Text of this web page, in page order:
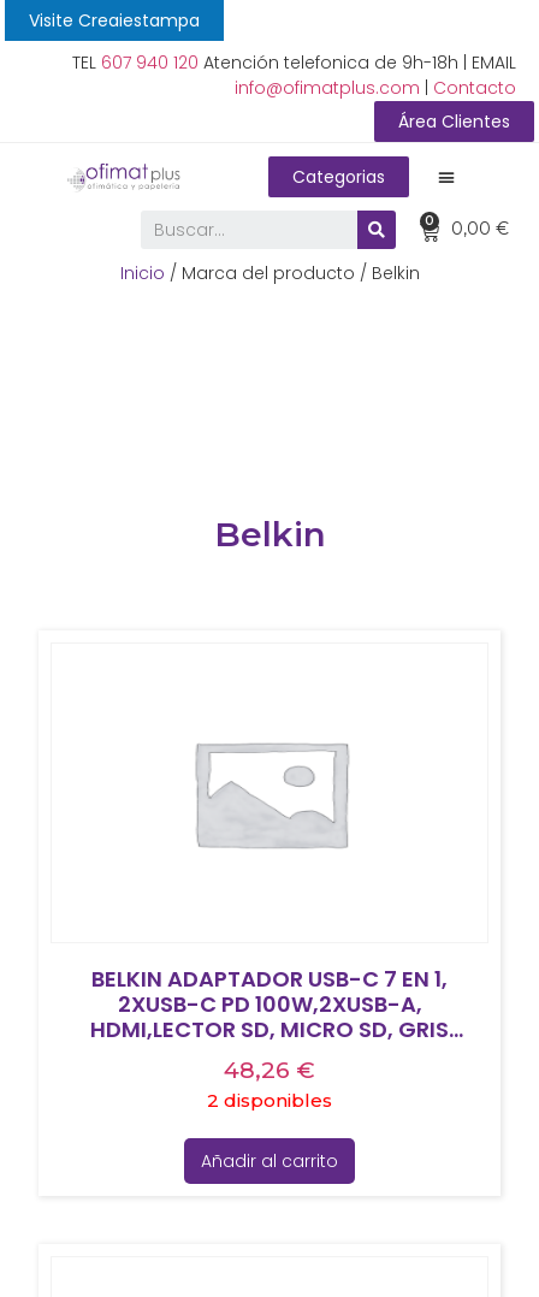
Visite Creaiestampa
TEL 607 940 120 Atención telefonica de 9h-18h | EMAIL
info@ofimatplus.com
Contacto
Área Clientes
Categorias
0,00€
0
Inicio / Marca del producto / Belkin
Belkin
BELKIN ADAPTADOR USB-C 7 EN 1,
2XUSB-C PD 100W,2XUSB-A,
HDMI,LECTOR SD, MICRO SD, GRIS
48,26 €
2 disponibles
Añadir al carrito